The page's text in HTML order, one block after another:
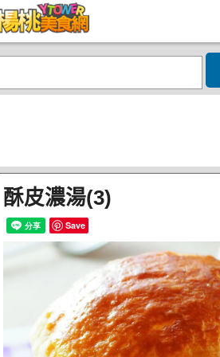
酥皮濃湯(3)
Save